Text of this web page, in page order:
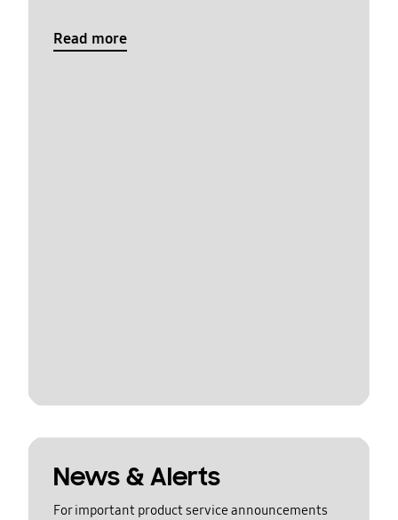
Read more
News & Alerts
For important product service announcements